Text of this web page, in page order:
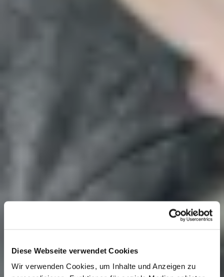
Diese Webseite verwendet Cookies
Wir verwenden Cookies, um Inhalte und Anzeigen zu